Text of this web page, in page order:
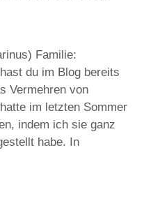
Familie:
du im Blog bereits
Vermehren von
im letzten Sommer
indem ich sie ganz
habe. In